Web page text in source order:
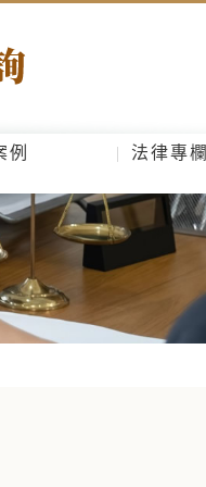
例 法律專欄